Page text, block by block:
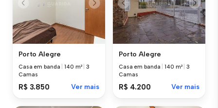
Porto Alegre
Casa em banda |140 m² |3
Camas
R$ 3.850 Ver mais
Porto Alegre
Casa em banda |140 m² |3
Camas
R$ 4.200 Ver mais